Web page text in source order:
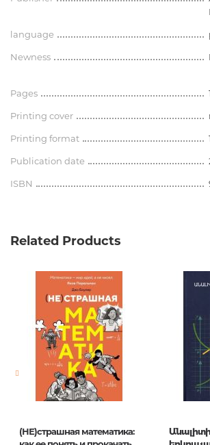
language
Newness
Pages
Printing cover
Printing format
Publication date
ISBN
Related Products
(НЕ)страшная математика: